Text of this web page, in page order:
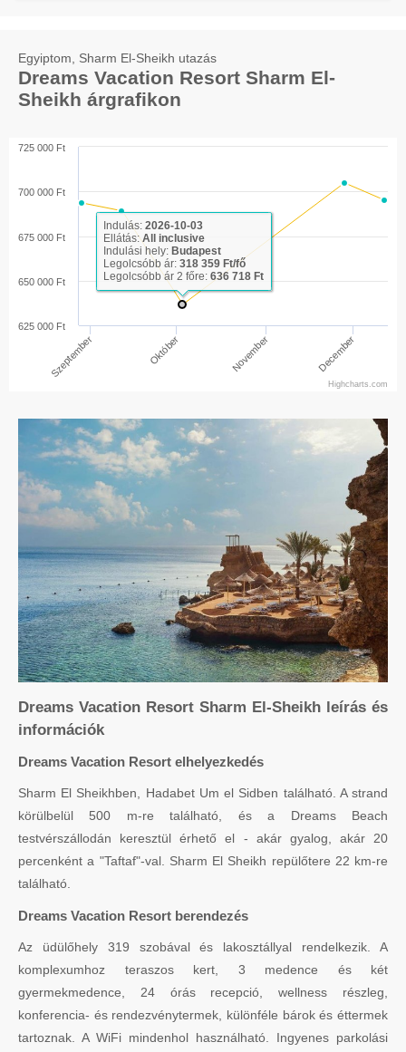
Egyiptom, Sharm El-Sheikh utazás
Dreams Vacation Resort Sharm El-
Sheikh árgrafikon
Szeptember Október November December
625 000 Ft
650 000 Ft
675 000 Ft
700 000 Ft
725 000 Ft
Highcharts.com
Indulás: 2026-10-03
Ellátás:All inclusive
Indulási hely: Budapest
Legolcsóbb ár: 318 359 Ft/fő
Legolcsóbb ár 2 főre: 636 718 Ft
Dreams Vacation Resort Sharm El-Sheikh leírás és
információk
Dreams Vacation Resort elhelyezkedés
Sharm El Sheikhben, Hadabet Um el Sidben található. A strand
körülbelül 500 m-re található, és a Dreams Beach
testvérszállodán keresztül érhető el - akár gyalog, akár 20
percenként a "Taftaf"-val. Sharm El Sheikh repülőtere 22 km-re
található.
Dreams Vacation Resort berendezés
Az üdülőhely 319 szobával és lakosztállyal rendelkezik. A
komplexumhoz teraszos kert, 3 medence és két
gyermekmedence, 24 órás recepció, wellness részleg,
konferencia- és rendezvénytermek, különféle bárok és éttermek
tartoznak. A WiFi mindenhol használható. Ingyenes parkolási